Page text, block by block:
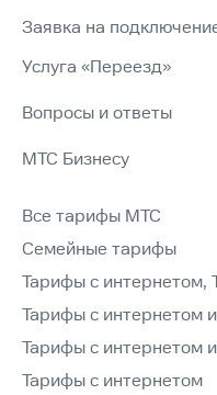
Заявка на
Услуга «Переезд»
Вопросы и ответы
МТС Бизнесу
Все тарифы МТС
Семейные тарифы
Тарифы с интернетом,
Тарифы с интернетом
Тарифы с интернетом
Тарифы с интернетом